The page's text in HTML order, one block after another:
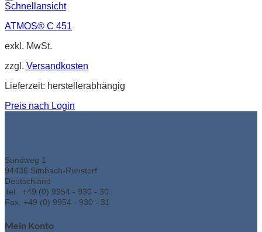
Schnellansicht
ATMOS® C 451
exkl. MwSt.
zzgl. Versandkosten
Lieferzeit: herstellerabhängig
Preis nach Login
Sandweg 1
94436 Simbach-Ruhstorf
Deutschland
Tel. +49 (0) 9954 - 930 - 30
Fax. +49 (0) 9954 - 930 - 31
Mein Konto